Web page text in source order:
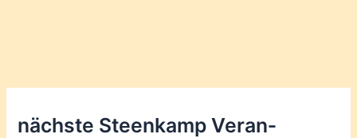
nächste Steenkamp Veran­